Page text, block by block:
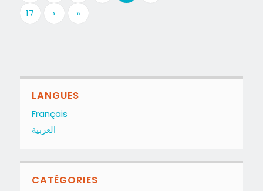
17
› »
LANGUES
Français
العربية
CATÉGORIES